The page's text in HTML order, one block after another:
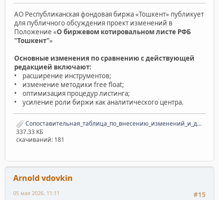
АО Республиканская фондовая биржа «Тошкент» публикует
для публичного обсуждения проект изменений в
Положение «О биржевом котировальном листе РФБ
"Тошкент"»
Основные изменения по сравнению с действующей
редакцией включают:
• расширение инструментов;
• изменение методики free float;
• оптимизация процедур листинга;
• усиление роли биржи как аналитического центра.
Сопоставительная_таблица_по_внесению_изменений_и_дополнений_в_Положение222.pdf
337.33 КБ
скачиваний: 181
Arnold vdovkin
#15
05 мая 2026, 11:11